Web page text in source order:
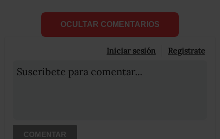
OCULTAR COMENTARIOS
Iniciar sesión Registrate
Suscribete para comentar...
COMENTAR